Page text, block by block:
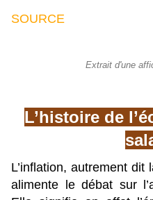
SOURCE
Extrait d'une
L’histoire de
L’inflation, autrement
alimente le débat sur